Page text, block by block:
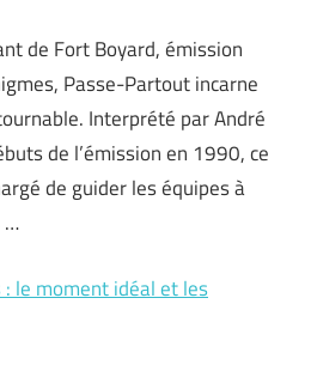
de Fort Boyard, émission
Passe-Partout incarne
Interprété par André
de l’émission en 1990, ce
de guider les équipes à
…
le moment idéal et les